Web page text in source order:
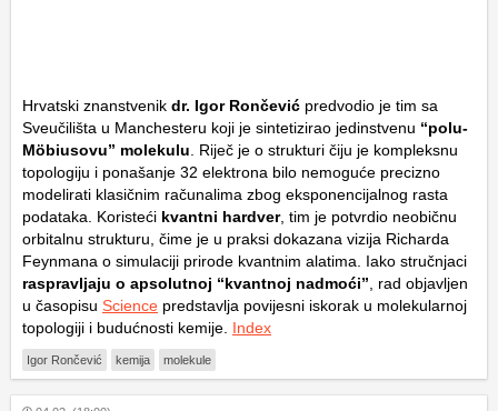
Hrvatski znanstvenik dr. Igor Rončević predvodio je tim sa
Sveučilišta u Manchesteru koji je sintetizirao jedinstvenu “polu-
Möbiusovu” molekulu . Riječ je o strukturi čiju je kompleksnu
topologiju i ponašanje 32 elektrona bilo nemoguće precizno
modelirati klasičnim računalima zbog eksponencijalnog rasta
podataka. Koristeći kvantni hardver, tim je potvrdio neobičnu
orbitalnu strukturu, čime je u praksi dokazana vizija Richarda
Feynmana o simulaciji prirode kvantnim alatima. Iako stručnjaci
raspravljaju o apsolutnoj “kvantnoj nadmoći” , rad objavljen
u časopisu Science predstavlja povijesni iskorak u molekularnoj
topologiji i budućnosti kemije. Index
Igor Rončević kemija molekule